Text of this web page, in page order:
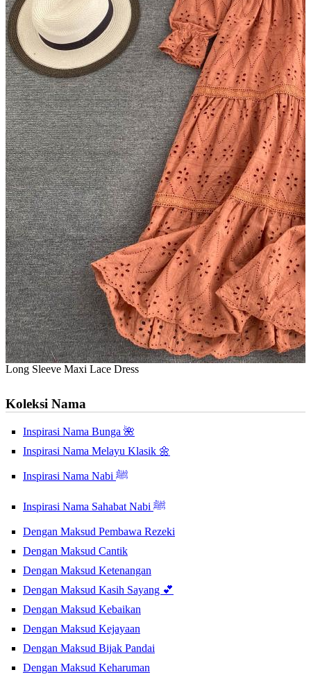
Long Sleeve Maxi Lace Dress
Koleksi Nama
Inspirasi Nama Bunga 🌺
Inspirasi Nama Melayu Klasik 🌼
Inspirasi Nama Nabi ﷺ
Inspirasi Nama Sahabat Nabi ﷺ
Dengan Maksud Pembawa Rezeki
Dengan Maksud Cantik
Dengan Maksud Ketenangan
Dengan Maksud Kasih Sayang 💕
Dengan Maksud Kebaikan
Dengan Maksud Kejayaan
Dengan Maksud Bijak Pandai
Dengan Maksud Keharuman